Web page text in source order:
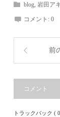
blog ,岩田ア
コメント:0
前
コメント
トラックバック (